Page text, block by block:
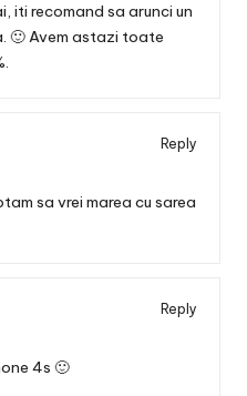
iti recomand sa arunci un
🙂 Avem astazi toate
Reply
sa vrei marea cu sarea
Reply
4s 🙂